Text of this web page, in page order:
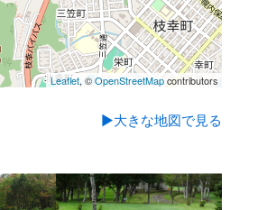
Leaflet, ©OpenStreetMapcontributors
▶大きな地図で見る